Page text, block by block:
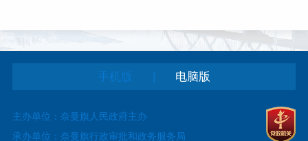
手机版 电脑版
主办单位：奈曼旗人民政府主办
承办单位：奈曼旗行政审批和政务服务局